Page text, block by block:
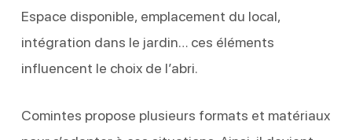
Espace disponible, emplacement du local,
intégration dans le jardin… ces éléments
influencent le choix de l’abri.
Comintes propose plusieurs formats et matériaux